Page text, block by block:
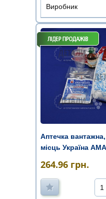
Виробник
Аптечка
місць Україна
264.96 грн.
1